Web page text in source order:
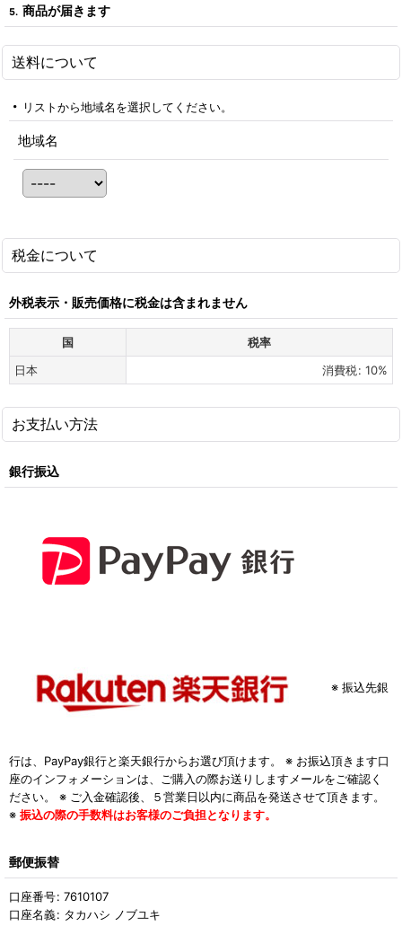
5. 商品が届きます
送料について
リストから地域名を選択してください。
地域名
税金について
外税表示・販売価格に税金は含まれません
国
税率
日本
消費税: 10%
お支払い方法
銀行振込
※ 振込先銀
行は、PayPay銀行と楽天銀行からお選び頂けます。 ※ お振込頂きます口
座のインフォメーションは、ご購入の際お送りしますメールをご確認く
ださい。 ※ ご入金確認後、５営業日以内に商品を発送させて頂きます。
※ 振込の際の手数料はお客様のご負担となります。
郵便振替
口座番号: 7610107
口座名義: タカハシ ノブユキ